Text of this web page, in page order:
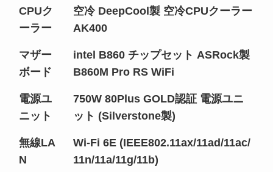
CPUク
ーラー
空冷 DeepCool製 空冷CPUクーラー
AK400
マザー
ボード
intel B860 チップセット ASRock製
B860M Pro RS WiFi
電源ユ
ニット
750W 80Plus GOLD認証 電源ユニ
ット (Silverstone製)
無線LA
N
Wi-Fi 6E (IEEE802.11ax/11ad/11ac/
11n/11a/11g/11b)